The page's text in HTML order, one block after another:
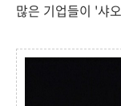
많은 기업들이 '샤